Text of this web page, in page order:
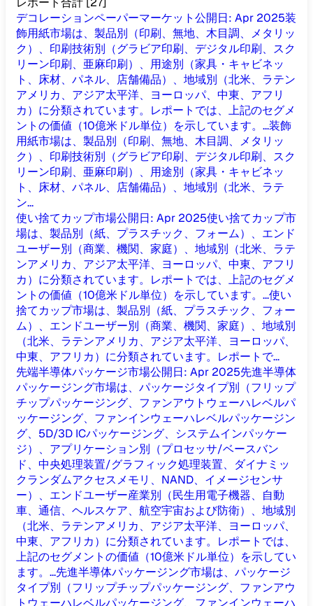
デコレーションペーパーマーケット公開日: Apr 2025装
飾用紙市場は、製品別（印刷、無地、木目調、メタリッ
ク）、印刷技術別（グラビア印刷、デジタル印刷、スク
リーン印刷、亜麻印刷）、用途別（家具・キャビネッ
ト、床材、パネル、店舗備品）、地域別（北米、ラテン
アメリカ、アジア太平洋、ヨーロッパ、中東、アフリ
カ）に分類されています。レポートでは、上記のセグメ
ントの価値（10億米ドル単位）を示しています。...装飾
用紙市場は、製品別（印刷、無地、木目調、メタリッ
ク）、印刷技術別（グラビア印刷、デジタル印刷、スク
リーン印刷、亜麻印刷）、用途別（家具・キャビネッ
ト、床材、パネル、店舗備品）、地域別（北米、ラテ
ン...
使い捨てカップ市場公開日: Apr 2025使い捨てカップ市
場は、製品別（紙、プラスチック、フォーム）、エンド
ユーザー別（商業、機関、家庭）、地域別（北米、ラテ
ンアメリカ、アジア太平洋、ヨーロッパ、中東、アフリ
カ）に分類されています。レポートでは、上記のセグメ
ントの価値（10億米ドル単位）を示しています。...使い
捨てカップ市場は、製品別（紙、プラスチック、フォー
ム）、エンドユーザー別（商業、機関、家庭）、地域別
（北米、ラテンアメリカ、アジア太平洋、ヨーロッパ、
中東、アフリカ）に分類されています。レポートで...
先端半導体パッケージ市場公開日: Apr 2025先進半導体
パッケージング市場は、パッケージタイプ別（フリップ
チップパッケージング、ファンアウトウェーハレベルパ
ッケージング、ファンインウェーハレベルパッケージン
グ、5D/3D ICパッケージング、システムインパッケー
ジ）、アプリケーション別（プロセッサ/ベースバン
ド、中央処理装置/グラフィック処理装置、ダイナミッ
クランダムアクセスメモリ、NAND、イメージセンサ
ー）、エンドユーザー産業別（民生用電子機器、自動
車、通信、ヘルスケア、航空宇宙および防衛）、地域別
（北米、ラテンアメリカ、アジア太平洋、ヨーロッパ、
中東、アフリカ）に分類されています。レポートでは、
上記のセグメントの価値（10億米ドル単位）を示してい
ます。...先進半導体パッケージング市場は、パッケージ
タイプ別（フリップチップパッケージング、ファンアウ
トウェーハレベルパッケージング、ファンインウェーハ